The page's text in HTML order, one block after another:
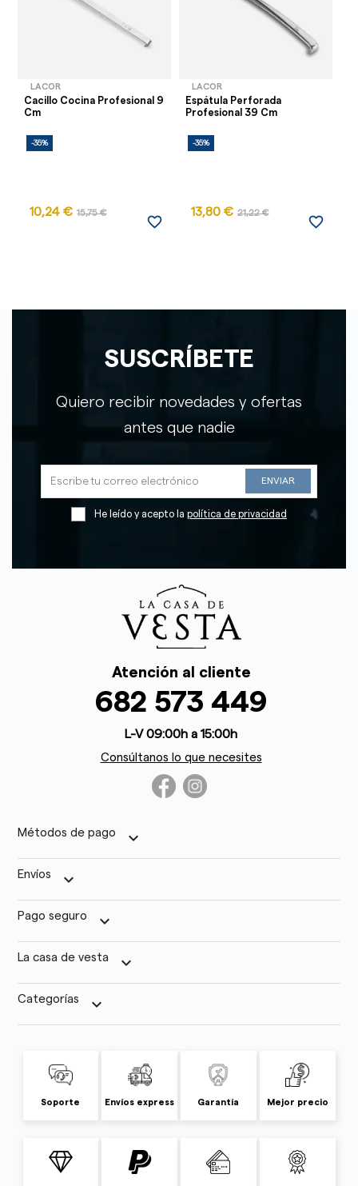
LACOR
Cacillo Cocina Profesional 9
Cm
-35%
10,24 € 15,75 €
favorite_border
LACOR
Espátula Perforada
Profesional 39 Cm
-35%
13,80 € 21,22 €
favorite_border
SUSCRÍBETE
Quiero recibir novedades y ofertas
antes que nadie
He leído y acepto la política de privacidad
Atención al cliente
682 573 449
L-V 09:00h a 15:00h
Consúltanos lo que necesites
Métodos de pago keyboard_arrow_down
Envíos keyboard_arrow_down
Pago seguro keyboard_arrow_down
La casa de vesta keyboard_arrow_down
Categorías keyboard_arrow_down
Soporte Envíos express Garantía Mejor precio